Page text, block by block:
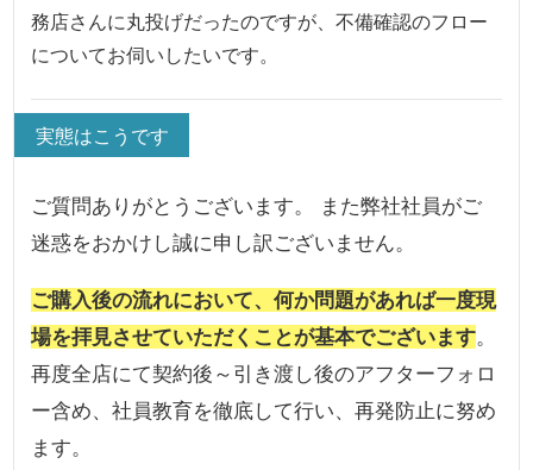
務店さんに丸投げだったのですが、不備確認のフロー
についてお伺いしたいです。
実態はこうです
ご質問ありがとうございます。 また弊社社員がご
迷惑をおかけし誠に申し訳ございません。
ご購入後の流れにおいて、何か問題があれば一度現
場を拝見させていただくことが基本でございます。
再度全店にて契約後～引き渡し後のアフターフォロ
ー含め、社員教育を徹底して行い、再発防止に努め
ます。